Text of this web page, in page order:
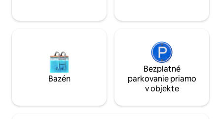
Bazén
Bezplatné
parkovanie priamo
v objekte